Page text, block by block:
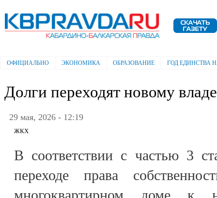
Электронная газета "Кабардино-
Балкарская правда"
Главное меню
ОФИЦИАЛЬНО ЭКОНОМИКА ОБРАЗОВАНИЕ ГОД ЕДИНСТВА
Долги переходят новому
29 мая, 2026 - 12:19
ЖКХ
В соответствии с частью 3
переходе права
многоквартирном доме к